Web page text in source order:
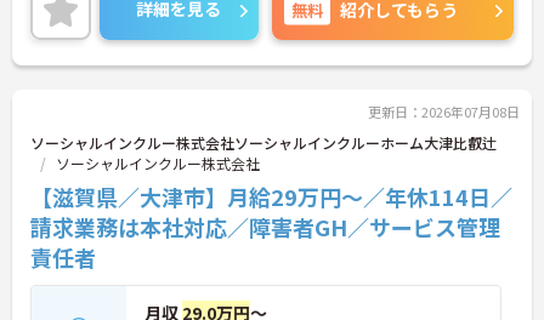
最新設備とバリアフリーが完備され、スタッフの身
体的負担が少なく、広域手当5万円が付与されるこ
とで高い給与水準を実現しています。年間休日114
効率化など、ワークライフバランスを保ちながら定
年70歳まで長期的に活躍できる制度が盤石に整って
います。複数施設を経験することで培われるマネジ
メント視点は、将来的なエリアマネージャーへのキ
ャリアアップにも直結しており、最新の環境で専門
性を発揮したいプロフェッショナルの方にお勧めで
す。
★おすすめPOINT★
・広域支援員として複数のホームを巡るため、各ホ
詳細を見る 無料 紹介してもらう
更新日：2026年07月08日
ソーシャルインクルー株式会社ソーシャルインクルーホーム大津比叡辻
ソーシャルインクルー株式会社
【滋賀県／大津市】月給29万円～／年休114日／
請求業務は本社対応／障害者GH／サービス管理
責任者
月収 29.0万円～